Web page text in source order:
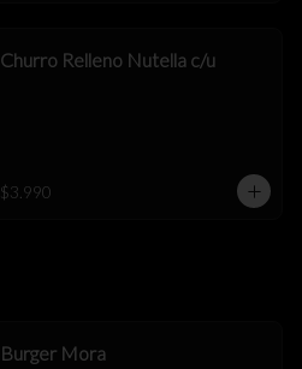
Churro Relleno Nutella c/u
$3.990
Burger Mora